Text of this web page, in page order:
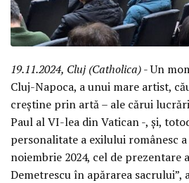
19.11.2024, Cluj (Catholica)- Un
Cluj-Napoca, a unui mare artist,
creștine prin artă – ale cărui
Paul al VI-lea din Vatican -, și,
personalitate a exilului românesc
noiembrie 2024, cel de prezentare
Demetrescu în apărarea sacrului”,